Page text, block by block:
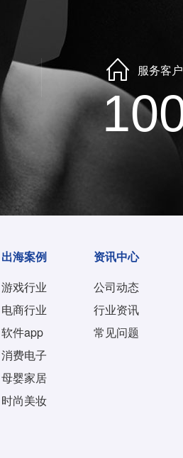
服务客户
出海案例
游戏行业
电商行业
软件app
消费电子
母婴家居
时尚美妆
资讯中心
公司动态
行业资讯
常见问题